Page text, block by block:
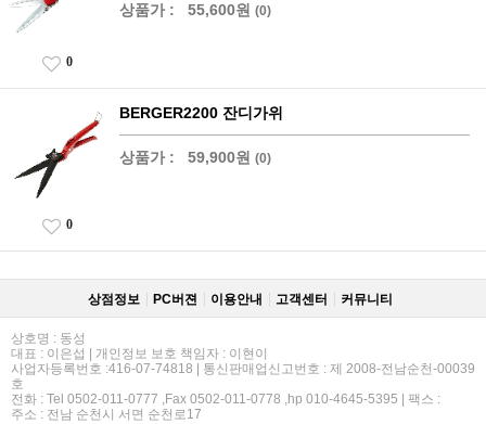
상품가 : 55,600원 (0)
0
BERGER2200 잔디가위
상품가 : 59,900원 (0)
0
상점정보 PC버젼 이용안내 고객센터 커뮤니티
상호명 : 동성
대표 : 이은섭 | 개인정보 보호 책임자 : 이현이
사업자등록번호 :416-07-74818 | 통신판매업신고번호 : 제 2008-전남순천-00039
호
전화 : Tel 0502-011-0777 ,Fax 0502-011-0778 ,hp 010-4645-5395 | 팩스 :
주소 : 전남 순천시 서면 순천로17